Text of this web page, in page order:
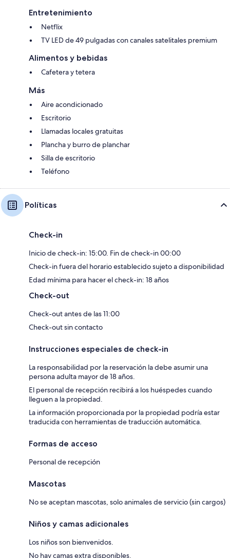
Entretenimiento
Netflix
TV LED de 49 pulgadas con canales satelitales premium
Alimentos y bebidas
Cafetera y tetera
Más
Aire acondicionado
Escritorio
Llamadas locales gratuitas
Plancha y burro de planchar
Silla de escritorio
Teléfono
Políticas
Check-in
Inicio de check-in: 15:00. Fin de check-in 00:00
Check-in fuera del horario establecido sujeto a disponibilidad
Edad mínima para hacer el check-in: 18 años
Check-out
Check-out antes de las 11:00
Check-out sin contacto
Instrucciones especiales de check-in
La responsabilidad por la reservación la debe asumir una
persona adulta mayor de 18 años.
El personal de recepción recibirá a los huéspedes cuando
lleguen a la propiedad.
La información proporcionada por la propiedad podría estar
traducida con herramientas de traducción automática.
Formas de acceso
Personal de recepción
Mascotas
No se aceptan mascotas, solo animales de servicio (sin cargos)
Niños y camas adicionales
Los niños son bienvenidos.
No hay camas extra disponibles.